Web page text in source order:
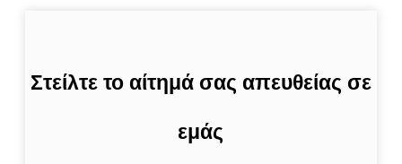
Στείλτε το αίτημά σας απευθείας σε
εμάς